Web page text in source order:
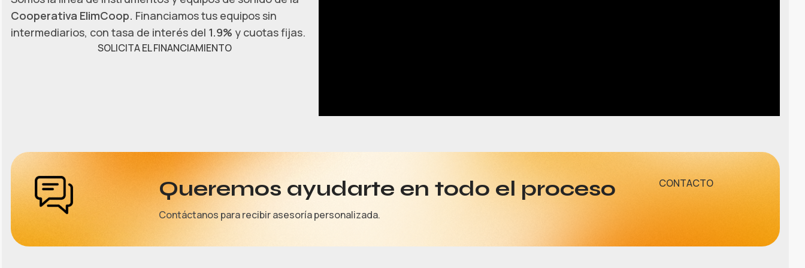
Cooperativa ElimCoop. Financiamos tus equipos sin
intermediarios, con tasa de interés del 1.9% y cuotas fijas.
SOLICITA EL FINANCIAMIENTO
Queremos ayudarte en todo el proceso
Contáctanos para recibir asesoría personalizada.
CONTACTO